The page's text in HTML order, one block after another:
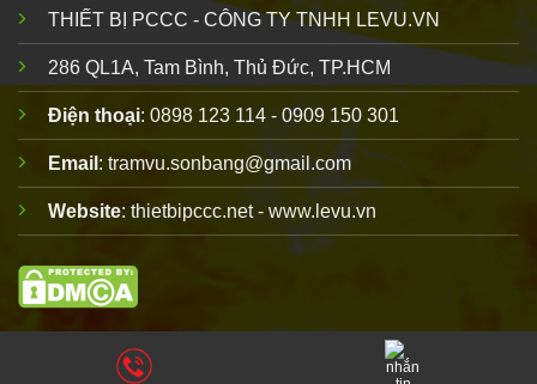
THIẾT BỊ PCCC - CÔNG TY TNHH LEVU.VN
286 QL1A, Tam Bình, Thủ Đức, TP.HCM
Điện thoại: 0898 123 114 - 0909 150 301
Email : tramvu.sonbang@gmail.com
Website: thietbipccc.net - www.levu.vn
Copyright 2010 © thuộc
. Vui lòng ghi rõ